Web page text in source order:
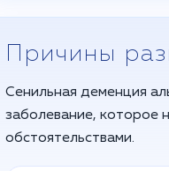
Причины
Сенильная деменция
заболевание, которое
обстоятельствами.